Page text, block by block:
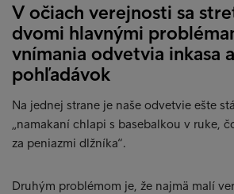
V očiach verejnosti sa
dvomi hlavnými
vnímania odvetvia inkasa
pohľadávok
Na jednej strane je naše odvetvie ešte
„namakaní chlapi s basebalkou v ruke,
za peniazmi dlžníka“.
Druhým problémom je, že najmä malí